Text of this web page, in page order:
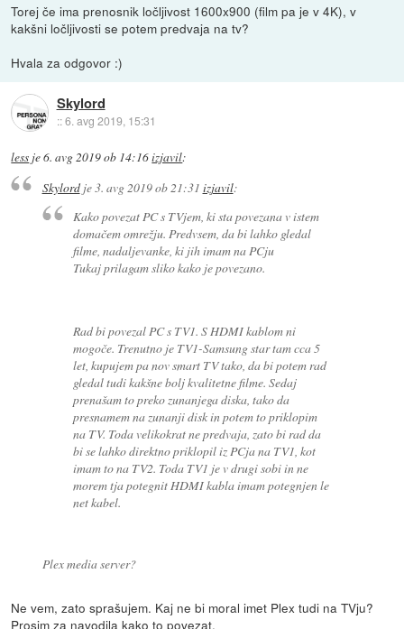
Torej če ima prenosnik ločljivost 1600x900 (film pa je v 4K), v
kakšni ločljivosti se potem predvaja na tv?
Hvala za odgovor :)
Skylord
::6. avg 2019, 15:31
less je6. avg 2019 ob 14:16izjavil:
Skylordje3. avg 2019 ob 21:31 izjavil:
Kako povezat PC s TVjem, ki sta povezana v istem
domačem omrežju. Predvsem, da bi lahko gledal
filme, nadaljevanke, ki jih imam na PCju
Tukaj prilagam sliko kako je povezano.
Rad bi povezal PC s TV1. S HDMI kablom ni
mogoče. Trenutno je TV1-Samsung star tam cca 5
let, kupujem pa nov smart TV tako, da bi potem rad
gledal tudi kakšne bolj kvalitetne filme. Sedaj
prenašam to preko zunanjega diska, tako da
presnamem na zunanji disk in potem to priklopim
na TV. Toda velikokrat ne predvaja, zato bi rad da
bi se lahko direktno priklopil iz PCja na TV1, kot
imam to na TV2. Toda TV1 je v drugi sobi in ne
morem tja potegnit HDMI kabla imam potegnjen le
net kabel.
Plex media server?
Ne vem, zato sprašujem. Kaj ne bi moral imet Plex tudi na TVju?
Prosim za navodila kako to povezat.